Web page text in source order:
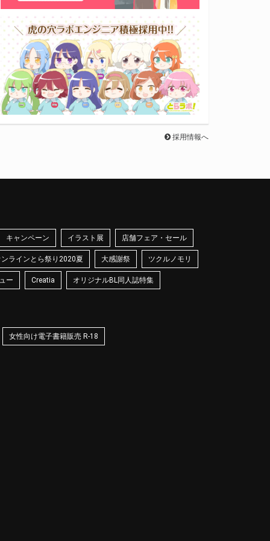
採用情報へ
キャンペーン イラスト展 店舗フェア・セール
ラインとら祭り2020夏 大感謝祭 ツクルノモリ
ー Creatia オリジナルBL同人誌特集
女性向け電子書籍販売 R-18